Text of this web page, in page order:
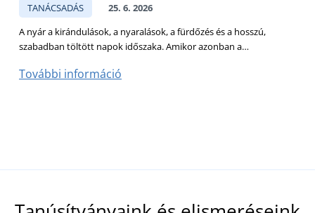
TANÁCSADÁS
25. 6. 2026
A nyár a kirándulások, a nyaralások, a fürdőzés és a hosszú,
szabadban töltött napok időszaka. Amikor azonban a…
További információ